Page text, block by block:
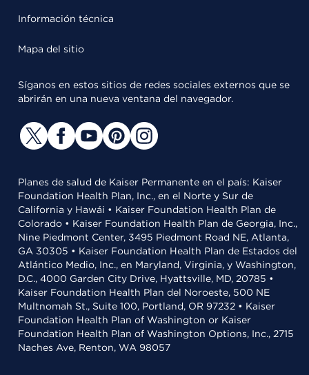
Información técnica
Mapa del sitio
Síganos en estos sitios de redes sociales externos que se
abrirán en una nueva ventana del navegador.
Planes de salud de Kaiser Permanente en el país: Kaiser
Foundation Health Plan, Inc., en el Norte y Sur de
California y Hawái • Kaiser Foundation Health Plan de
Colorado • Kaiser Foundation Health Plan de Georgia, Inc.,
Nine Piedmont Center, 3495 Piedmont Road NE, Atlanta,
GA 30305 • Kaiser Foundation Health Plan de Estados del
Atlántico Medio, Inc., en Maryland, Virginia, y Washington,
D.C., 4000 Garden City Drive, Hyattsville, MD, 20785 •
Kaiser Foundation Health Plan del Noroeste, 500 NE
Multnomah St., Suite 100, Portland, OR 97232 • Kaiser
Foundation Health Plan of Washington or Kaiser
Foundation Health Plan of Washington Options, Inc., 2715
Naches Ave, Renton, WA 98057